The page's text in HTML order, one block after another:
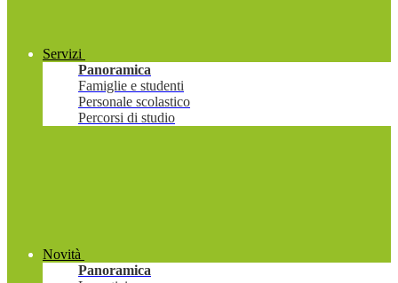
Servizi
Panoramica
Famiglie e studenti
Personale scolastico
Percorsi di studio
Novità
Panoramica